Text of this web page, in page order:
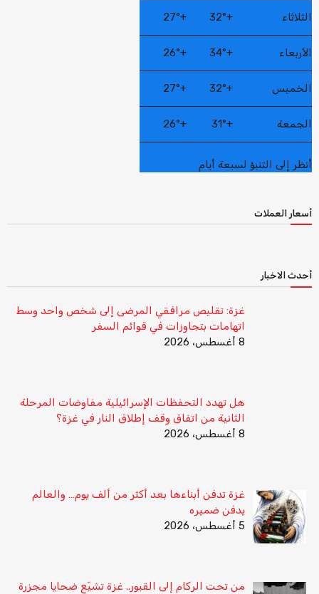
الثلاثاء +
32°
+
27°
الأربعاء +
34°
+
26°
الخميس +
32°
+
27°
الجمعة +
31°
+
26°
أنظر إلى التنبؤ لسبعة أيام
أسعار العملات
أحدث الاخبار
غزة: تقليص مرافقي المرضى إلى شخص واحد وسط
اتهامات بتجاوزات في قوائم السفر
8 أغسطس، 2026
هل تهدد التحفظات الإسرائيلية مفاوضات المرحلة
الثانية من اتفاق وقف إطلاق النار في غزة؟
8 أغسطس، 2026
غزة تدفن أبناءها بعد أكثر من ألف يوم… والعالم
يدفن ضميره
5 أغسطس، 2026
من تحت الركام إلى القبور.. غزة تشيّع ضحايا مجزرة